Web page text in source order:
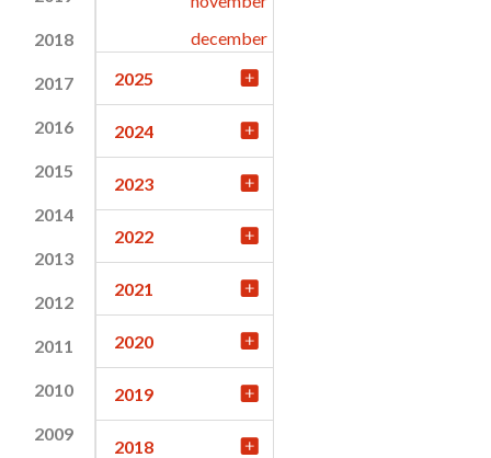
2018
2017
2016
2015
2014
2013
2012
2011
2010
2009
december
2025
2024
2023
2022
2021
2020
2019
2018